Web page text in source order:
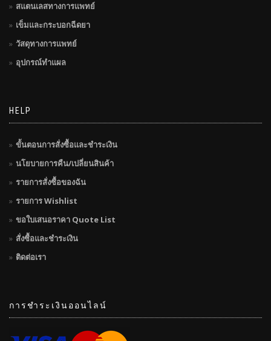
สแตนเลสทางการแพทย์
เข็มและกระบอกฉีดยา
วัสดุทางการแพทย์
อุปกรณ์ทำแผล
HELP
ขั้นตอนการสั่งซื้อและชำระเงิน
นโยบายการคืน/เปลี่ยนสินค้า
รายการสั่งซื้อของฉัน
รายการ Wishlist
ขอใบเสนอราคา Quote List
สั่งซื้อและชำระเงิน
ติดต่อเรา
การชำระเงินออนไลน์